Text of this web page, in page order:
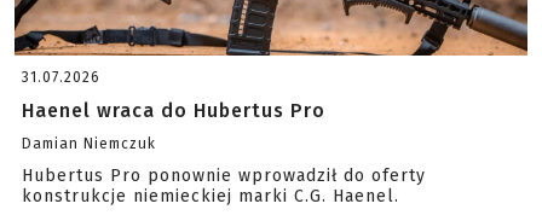
31.07.2026
Haenel wraca do Hubertus Pro
Damian Niemczuk
Hubertus Pro ponownie wprowadził do oferty
konstrukcje niemieckiej marki C.G. Haenel.